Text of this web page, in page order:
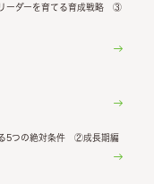
ーダーを育てる育成戦略 ③
る5つの絶対条件 ②成長期編